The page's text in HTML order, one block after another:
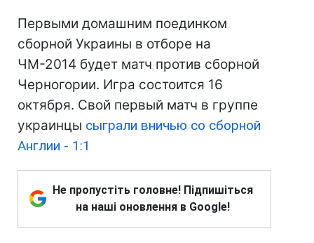
Первыми домашним поединком
сборной Украины в отборе на
ЧМ-2014 будет матч против сборной
Черногории. Игра состоится 16
октября. Свой первый матч в группе
украинцы сыграли вничью со сборной
Англии - 1:1
Не пропустіть головне! Підпишіться
на наші оновлення в Google!